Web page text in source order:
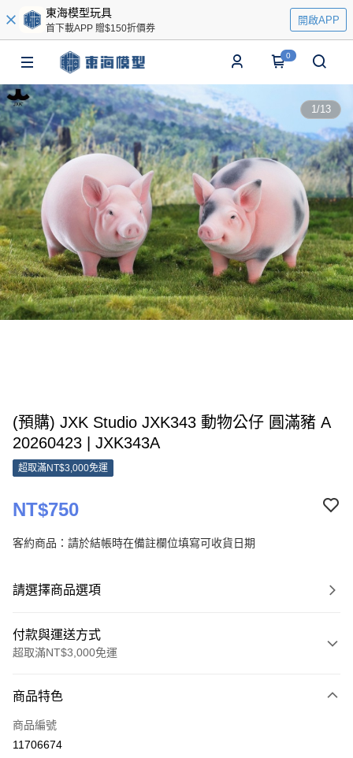
東海模型玩具
首下載APP 贈$150折價券
開啟APP
0
1/13
(預購) JXK Studio JXK343 動物公仔 圓滿豬 A
20260423 | JXK343A
超取滿NT$3,000免運
NT$750
客約商品：請於結帳時在備註欄位填寫可收貨日期
請選擇商品選項
付款與運送方式
超取滿NT$3,000免運
信用卡一次付款
超商取貨付款
商品特色
商品編號
11706674